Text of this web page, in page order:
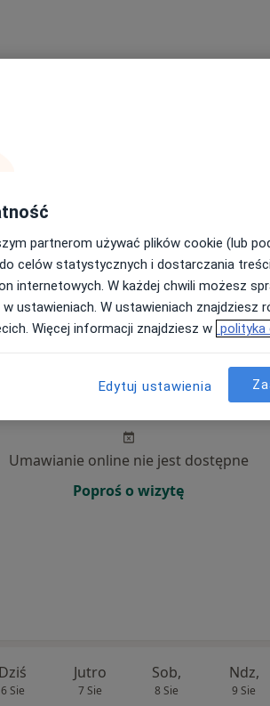
Jutro Sob, Ndz,
Umawianie online nie jest dostępne
Poproś o wizytę
Dziś
6 Sie
Jutro
7 Sie
Sob,
8 Sie
Ndz,
9 Sie
partnerom używać plików cookie (lub
celów statystycznych i dostarczania
internetowych. W każdej chwili możesz
ustawieniach. W ustawieniach znajdziesz
Więcej informacji znajdziesz w polityka
Edytuj ustawienia